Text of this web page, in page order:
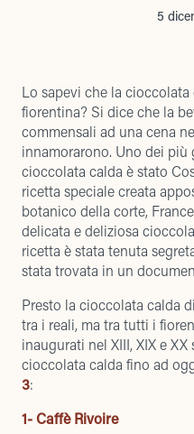
5
Lo sapevi che la
fiorentina? Si dice che la
commensali ad una cena
innamorarono. Uno dei più
cioccolata calda è stato
ricetta speciale creata
botanico della corte,
delicata e deliziosa
ricetta è stata tenuta
stata trovata in un
Presto la cioccolata calda
tra i reali, ma tra tutti i
inaugurati nel XIII, XIX e
cioccolata calda fino ad
3:
1-Caffè Rivoire